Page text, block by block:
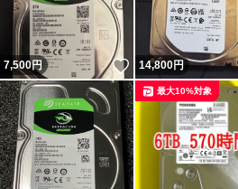
7,500円 いいね！
14,800円
最大10%対象